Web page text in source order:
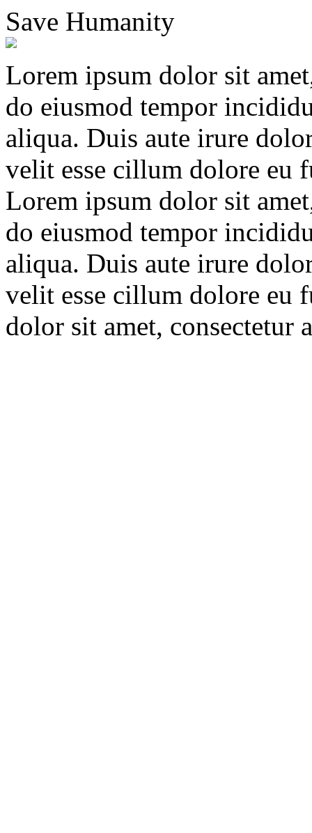
Save Humanity
Lorem ipsum dolor sit
do eiusmod tempor
aliqua. Duis aute irure
velit esse cillum dolore eu
Lorem ipsum dolor sit
do eiusmod tempor
aliqua. Duis aute irure
velit esse cillum dolore eu
dolor sit amet, consectetur